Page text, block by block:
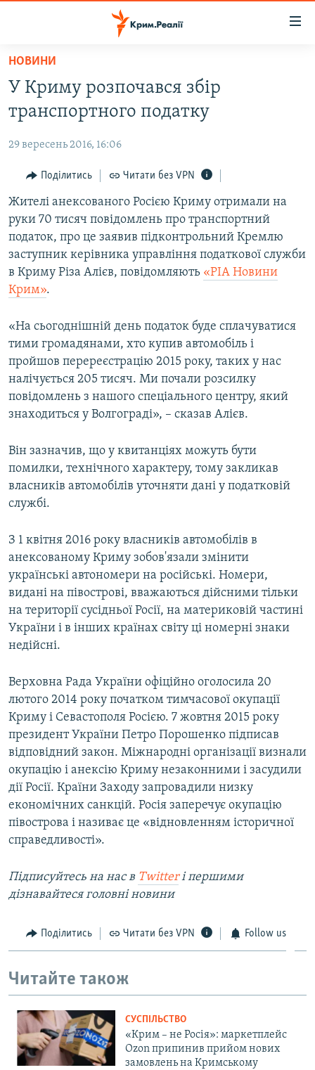
Перейти
основного
матеріалу
Перейти
до
навігації
Перейти
до
пошуку
ВОДА.КРИМ
ВІДЕО ТА ФОТО
ПОЛІТИКА
БЛОГИ
ПОГЛЯД
ІНТЕРВ'Ю
ВСЕ ЗА ДЕНЬ
СПЕЦПРОЕКТИ
ВІДЕОУРОКИ «ELIFBE»
СВІДЧЕННЯ ОКУПАЦІЇ
УКРАЇНСЬКА ПРОБЛЕМА КРИМУ
ІНФОГРАФІКА
ЯК ОБІЙТИ БЛОКУВАННЯ
Русский
Qırımtatar
ДОЛУЧАЙСЯ!
Усі сайти RFE/RL
НОВИНИ
У Криму розпочався збір
транспортного податку
29 вересень 2016, 16:06
Поділитись Читати без VPN
Жителі анексованого Росією Криму отримали на
руки 70 тисяч повідомлень про транспортний
податок, про це заявив підконтрольний Кремлю
заступник керівника управління податкової служби
в Криму Різа Алієв, повідомляють «РІА Новини
Крим».
«На сьогоднішній день податок буде сплачуватися
тими громадянами, хто купив автомобіль і
пройшов перереєстрацію 2015 року, таких у нас
налічується 205 тисяч. Ми почали розсилку
повідомлень з нашого спеціального центру, який
знаходиться у Волгограді», – сказав Алієв.
Він зазначив, що у квитанціях можуть бути
помилки, технічного характеру, тому закликав
власників автомобілів уточняти дані у податковій
службі.
З 1 квітня 2016 року власників автомобілів в
анексованому Криму зобов'язали змінити
українські автономери на російські. Номери,
видані на півострові, вважаються дійсними тільки
на території сусідньої Росії, на материковій частині
України і в інших країнах світу ці номерні знаки
недійсні.
Верховна Рада України офіційно оголосила 20
лютого 2014 року початком тимчасової окупації
Криму і Севастополя Росією. 7 жовтня 2015 року
президент України Петро Порошенко підписав
відповідний закон. Міжнародні організації визнали
окупацію і анексію Криму незаконними і засудили
дії Росії. Країни Заходу запровадили низку
економічних санкцій. Росія заперечує окупацію
півострова і називає це «відновленням історичної
справедливості».
Підписуйтесь на наc в Twitterі першими
дізнавайтеся головні новини
Поділитись Читати без VPN Follow us
Читайте також
СУСПІЛЬСТВО
«Крим – не Росія»: маркетплейс
Ozon припинив прийом нових
замовлень на Кримському